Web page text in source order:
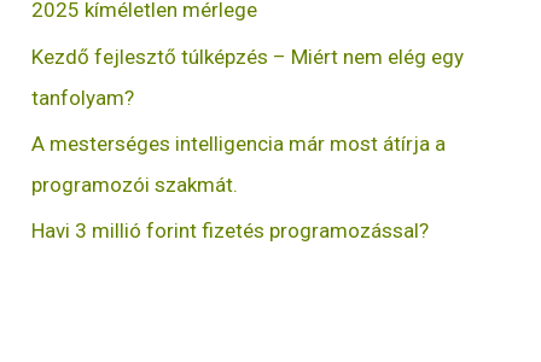
2025 kíméletlen mérlege
Kezdő fejlesztő túlképzés – Miért nem elég egy
tanfolyam?
A mesterséges intelligencia már most átírja a
programozói szakmát.
Havi 3 millió forint fizetés programozással?